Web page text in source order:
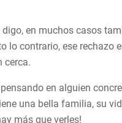
en muchos casos
lo contrario, ese rechazo
cerca.
en alguien
una bella familia, su
más que verles!